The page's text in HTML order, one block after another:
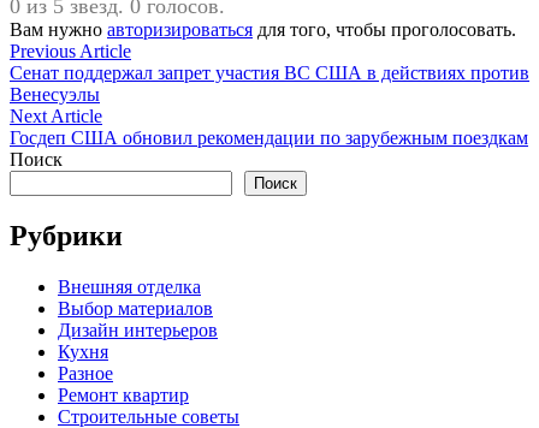
0 из 5 звезд. 0 голосов.
Вам нужно авторизироваться для того, чтобы проголосовать.
Навигация
по
записям
Previous ArticlePrevious
article:
Сенат поддержал запрет участия ВС США в действиях против
Венесуэлы
Next ArticleNext
article:
Госдеп США обновил рекомендации по зарубежным поездкам
Поиск
Поиск
Рубрики
Внешняя отделка
Выбор материалов
Дизайн интерьеров
Кухня
Разное
Ремонт квартир
Строительные советы